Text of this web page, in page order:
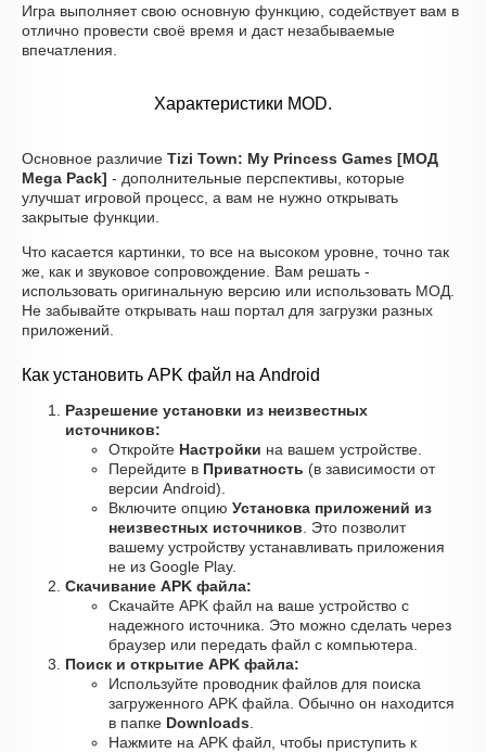
Игра выполняет свою основную функцию, содействует вам в
отлично провести своё время и даст незабываемые
впечатления.
Характеристики MOD.
Основное различие Tizi Town: My Princess Games [МОД
Mega Pack] - дополнительные перспективы, которые
улучшат игровой процесс, а вам не нужно открывать
закрытые функции.
Что касается картинки, то все на высоком уровне, точно так
же, как и звуковое сопровождение. Вам решать -
использовать оригинальную версию или использовать МОД.
Не забывайте открывать наш портал для загрузки разных
приложений.
Как установить APK файл на Android
Разрешение установки из неизвестных
источников:
Откройте Настройки на вашем устройстве.
Перейдите в Приватность (в зависимости от
версии Android).
Включите опцию Установка приложений из
неизвестных источников . Это позволит
вашему устройству устанавливать приложения
не из Google Play.
Скачивание APK файла:
Скачайте APK файл на ваше устройство с
надежного источника. Это можно сделать через
браузер или передать файл с компьютера.
Поиск и открытие APK файла:
Используйте проводник файлов для поиска
загруженного APK файла. Обычно он находится
в папке Downloads
Нажмите на APK файл, чтобы приступить к